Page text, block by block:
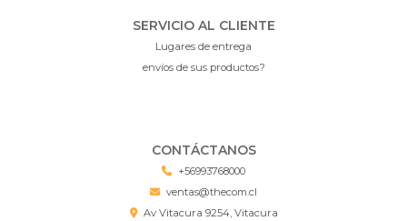
SERVICIO AL CLIENTE
Lugares de entrega
envíos de sus productos?
CONTÁCTANOS
+56993768000
ventas@thecom.cl
Av Vitacura 9254, Vitacura